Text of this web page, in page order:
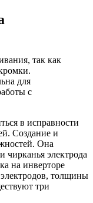
так как
для
с
в исправности
Создание и
Она
чирканья электрода
на инверторе
электродов, толщины
три